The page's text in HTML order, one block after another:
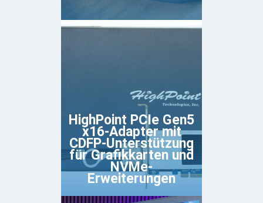
HighPoint PCIe Gen5
x16-Adapter mit
CDFP-Unterstützung
für Grafikkarten und
NVMe-
Erweiterungen